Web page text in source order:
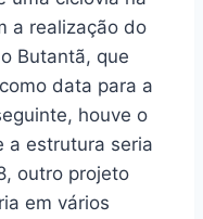
a realização do
Butantã, que
data para a
houve o
a estrutura seria
outro projeto
em vários